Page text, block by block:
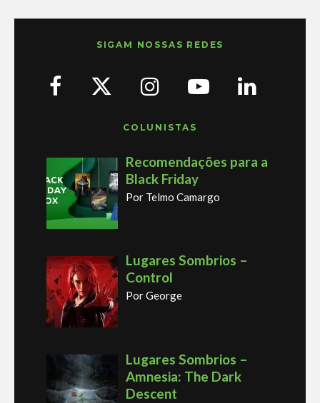
SIGAM NOSSAS REDES
COLUNISTAS
Recomendações para a
Black Friday
Por Telmo Camargo
Lugares Sombrios –
Control
Por George
Lugares Sombrios –
Amnesia: The Dark
Descent